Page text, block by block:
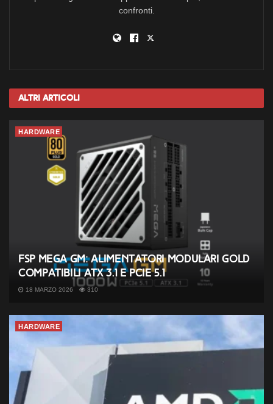
confronti.
Altri Articoli
HARDWARE
FSP MEGA GM: alimentatori modulari Gold
compatibili ATX 3.1 e PCIe 5.1
18 MARZO 2026 310
HARDWARE